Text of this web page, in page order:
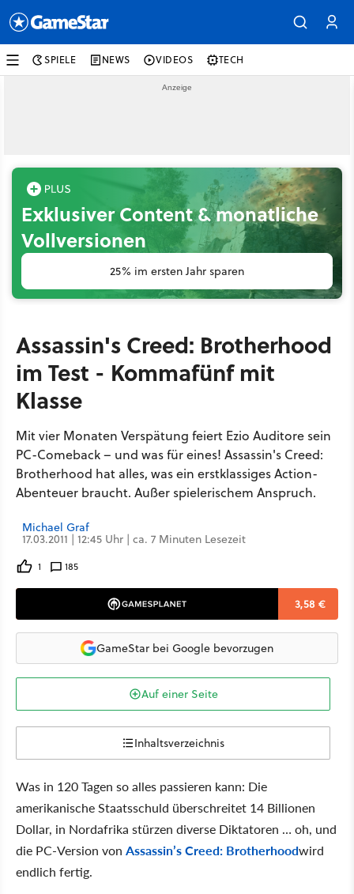
SPIELE NEWS VIDEOS TECH
Exklusiver Content & monatliche
Vollversionen
25% im ersten Jahr sparen
Assassin's Creed: Brotherhood
im Test - Kommafünf mit
Klasse
Mit vier Monaten Verspätung feiert Ezio Auditore sein
PC-Comeback – und was für eines! Assassin's Creed:
Brotherhood hat alles, was ein erstklassiges Action-
Abenteuer braucht. Außer spielerischem Anspruch.
Michael Graf
17.03.2011 | 12:45 Uhr | ca. 7 Minuten Lesezeit
1 185
3,58 €
GameStar bei Google bevorzugen
Auf einer Seite
Inhaltsverzeichnis
Was in 120 Tagen so alles passieren kann: Die
amerikanische Staatsschuld überschreitet 14 Billionen
Dollar, in Nordafrika stürzen diverse Diktatoren … oh, und
die PC-Version von Assassin’s Creed: Brotherhoodwird
endlich fertig.